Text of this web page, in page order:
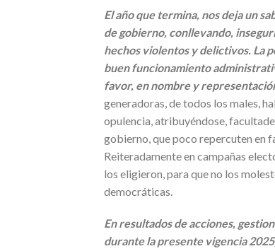
El año que termina, nos deja un
de gobierno, conllevando,
hechos violentos y delictivos. La
buen funcionamiento
favor, en nombre y
generadoras, de todos los males,
opulencia, atribuyéndose,
gobierno, que poco repercuten en
Reiteradamente en campañas
los eligieron, para que no los
democráticas.
En resultados de acciones,
durante la presente vigencia